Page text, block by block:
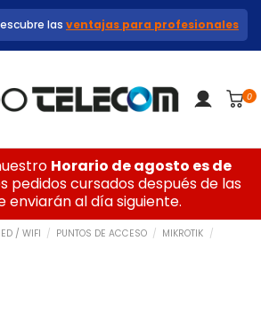
las ventajas para profesionales
0
Horario de agosto es de
pedidos cursados después de las
enviarán al día siguiente.
/ WIFI PUNTOS DE ACCESO
MIKROTIK